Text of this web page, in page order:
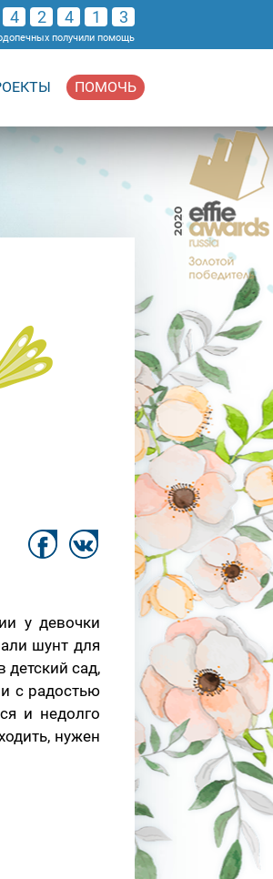
4 2 4 1 3
получили помощь
ПОМОЧЬ
у девочки
шунт для
сад,
с радостью
и недолго
нужен